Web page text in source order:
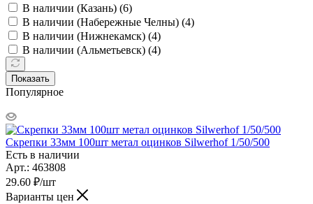
В наличии (Казань) (6)
В наличии (Набережные Челны) (4)
В наличии (Нижнекамск) (4)
В наличии (Альметьевск) (4)
Показать
Популярное
Скрепки 33мм 100шт метал оцинков Silwerhof 1/50/500
Есть в наличии
Арт.: 463808
29.60 ₽/шт
Варианты цен